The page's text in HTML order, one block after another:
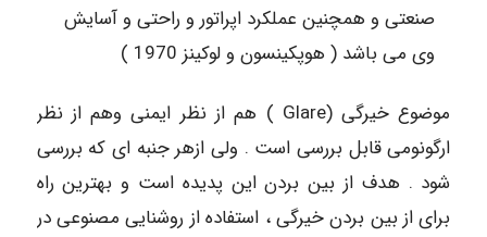
صنعتی و همچنین عملکرد اپراتور و راحتی و آسایش
وی می باشد ( هوپکینسون و لوکینز 1970 )
موضوع خیرگی (Glare ) هم از نظر ایمنی وهم از نظر
ارگونومی قابل بررسی است . ولی ازهر جنبه ای که بررسی
شود . هدف از بین بردن این پدیده است و بهترین راه
برای از بین بردن خیرگی ، استفاده از روشنایی مصنوعی در